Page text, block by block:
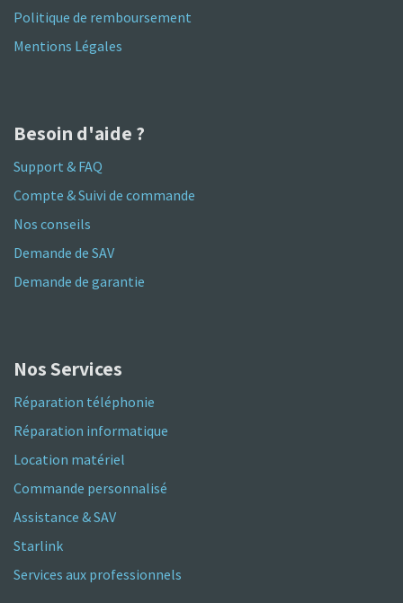
Politique de remboursement
Mentions Légales
Besoin d'aide ?
Support & FAQ
Compte & Suivi de commande
Nos conseils
Demande de SAV
Demande de garantie
Nos Services
Réparation téléphonie
Réparation informatique
Location matériel
Commande personnalisé
Assistance & SAV
Starlink
Services aux professionnels